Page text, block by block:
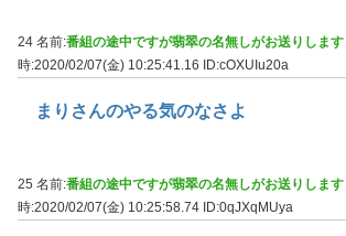
24 名前:番組の途中ですが翡翠の名無しがお送りします
時:2020/02/07(金) 10:25:41.16
ID:cOXUIu20a
まりさんのやる気のなさよ
25 名前:番組の途中ですが翡翠の名無しがお送りします
時:2020/02/07(金) 10:25:58.74 ID:0qJXqMUya